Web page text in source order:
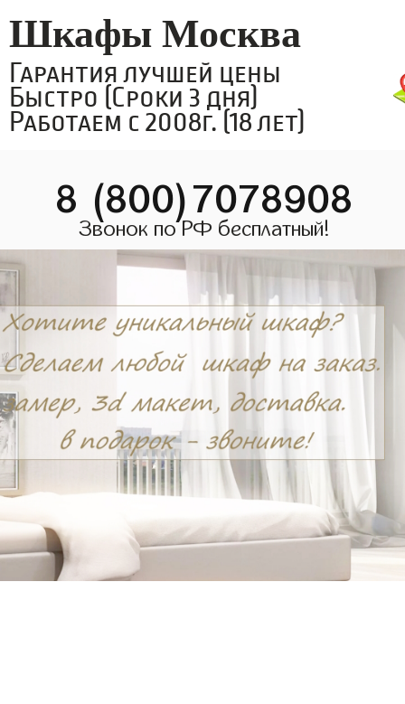
Шкафы Москва
Гарантия лучшей цены
Быстро (Сроки 3 дня)
Работаем с 2008г. (18 лет)
8 (800)7078908
Звонок по РФ бесплатный!